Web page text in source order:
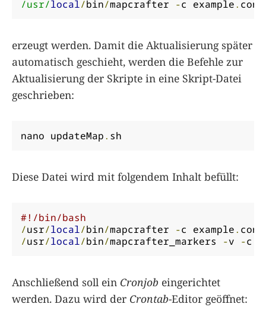
/usr/local/bin/mapcrafter -c example.
erzeugt werden. Damit die Aktualisierung später
automatisch geschieht, werden die Befehle zur
Aktualisierung der Skripte in eine Skript-Datei
geschrieben:
nano updateMap. sh
Diese Datei wird mit folgendem Inhalt befüllt:
#!/bin/bash
/usr/local/bin/mapcrafter -c example.
/usr/local/bin/mapcrafter_markers -v -c
Anschließend soll ein Cronjob eingerichtet
werden. Dazu wird der Crontab-Editor geöffnet: